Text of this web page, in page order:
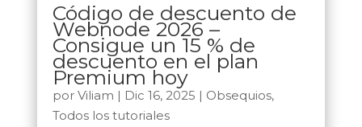
Código de descuento de
Webnode 2026 –
Consigue un 15 % de
descuento en el plan
Premium hoy
por Viliam | Dic 16, 2025 | Obsequios,
Todos los tutoriales